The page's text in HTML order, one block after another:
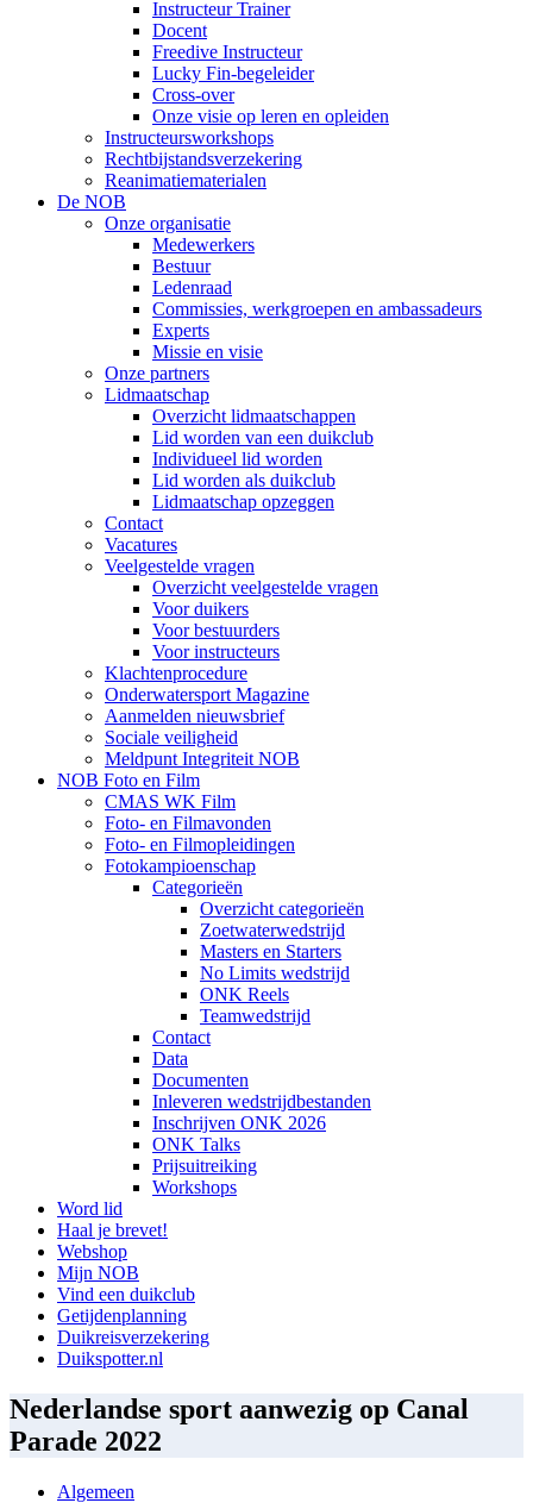
Instructeur Trainer
Docent
Freedive Instructeur
Lucky Fin-begeleider
Cross-over
Onze visie op leren en opleiden
Instructeursworkshops
Rechtbijstandsverzekering
Reanimatiematerialen
De NOB
Onze organisatie
Medewerkers
Bestuur
Ledenraad
Commissies, werkgroepen en ambassadeurs
Experts
Missie en visie
Onze partners
Lidmaatschap
Overzicht lidmaatschappen
Lid worden van een duikclub
Individueel lid worden
Lid worden als duikclub
Lidmaatschap opzeggen
Contact
Vacatures
Veelgestelde vragen
Overzicht veelgestelde vragen
Voor duikers
Voor bestuurders
Voor instructeurs
Klachtenprocedure
Onderwatersport Magazine
Aanmelden nieuwsbrief
Sociale veiligheid
Meldpunt Integriteit NOB
NOB Foto en Film
CMAS WK Film
Foto- en Filmavonden
Foto- en Filmopleidingen
Fotokampioenschap
Categorieën
Overzicht categorieën
Zoetwaterwedstrijd
Masters en Starters
No Limits wedstrijd
ONK Reels
Teamwedstrijd
Contact
Data
Documenten
Inleveren wedstrijdbestanden
Inschrijven ONK 2026
ONK Talks
Prijsuitreiking
Workshops
Word lid
Haal je brevet!
Webshop
Mijn NOB
Vind een duikclub
Getijdenplanning
Duikreisverzekering
Duikspotter.nl
Nederlandse sport aanwezig op Canal
Parade 2022
Algemeen